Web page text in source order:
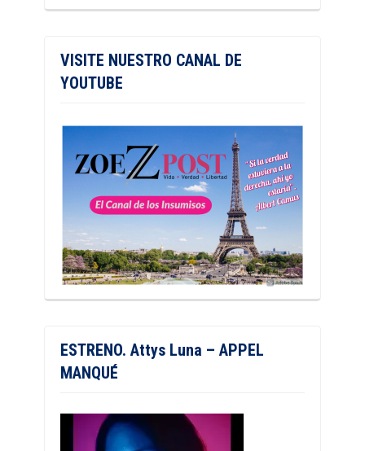
VISITE NUESTRO CANAL DE
YOUTUBE
ESTRENO. Attys Luna – APPEL
MANQUÉ